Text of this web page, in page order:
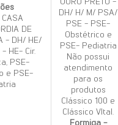
DE
- DH/ HE/
HE- Cir.
PSE-
e PSE-
DH/ H/ M/ PSA/
PSE - PSE-
Obstétrico e
PSE- Pediatria
Não possui
atendimento
para os
produtos
Clássico 100 e
Clássico VItal.
Formiga -